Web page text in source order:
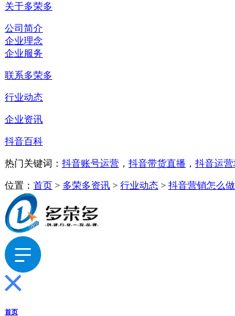
关于多荣多
公司简介
企业理念
企业服务
联系多荣多
行业动态
企业资讯
抖音百科
热门关键词： 抖音账号运营 ， 抖音带货直播 ， 抖音运营
位置： 首页 > 多荣多资讯 > 行业动态 > 抖音营销怎么
首页